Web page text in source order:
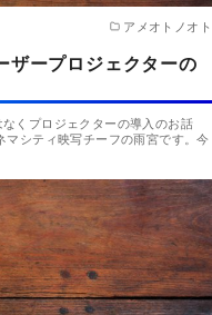
アメオトノオト
ザープロジェクターの
くプロジェクターの導入のお話
マシティ映写チーフの雨宮です。今